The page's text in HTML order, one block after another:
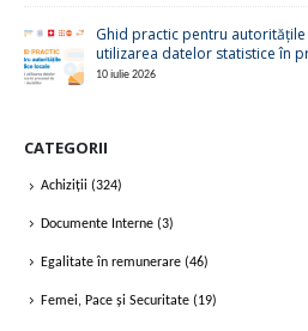
Ghid practic pentru
utilizarea datelor statistice în
10 iulie 2026
CATEGORII
Achiziții (324)
Documente Interne (3)
Egalitate în remunerare (46)
Femei, Pace și Securitate (19)